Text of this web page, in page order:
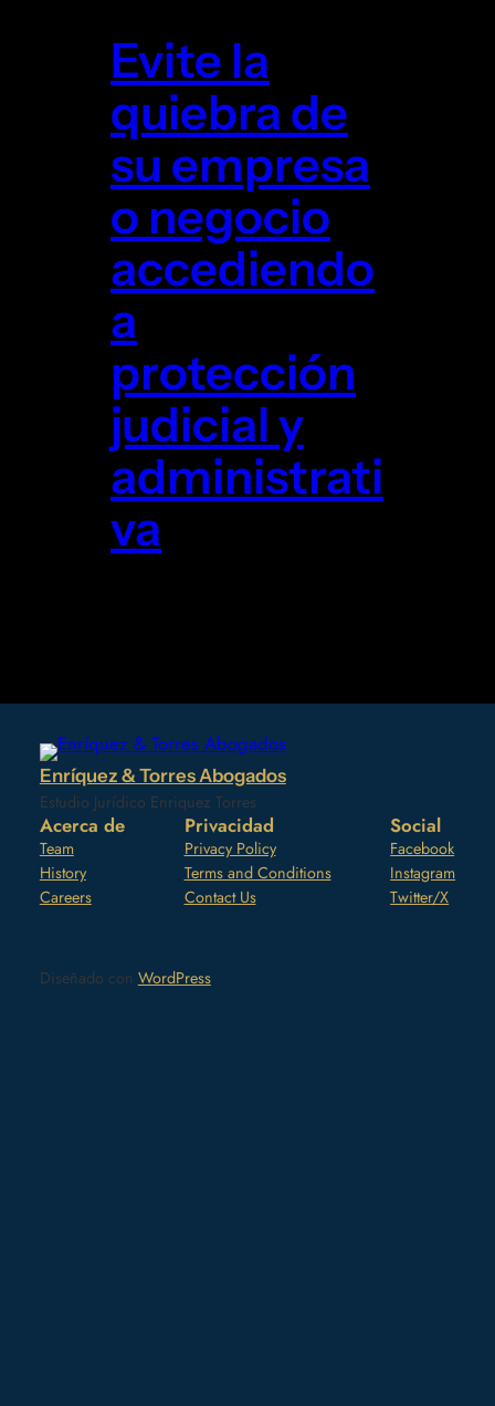
Evite la
quiebra de
su empresa
o negocio
accediendo
a
protección
judicial y
administrati
va
Enríquez & Torres Abogados
Estudio Jurídico Enriquez Torres
Acerca de
Team
History
Careers
Privacidad
Privacy Policy
Terms and Conditions
Contact Us
Social
Facebook
Instagram
Twitter/X
Diseñado con WordPress